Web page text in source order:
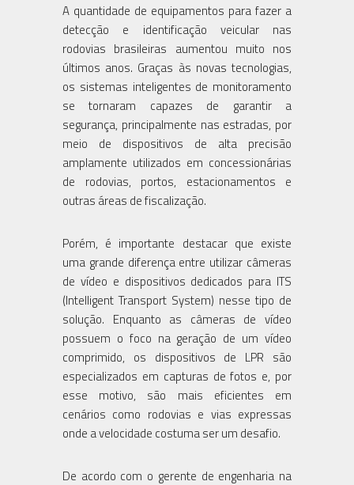
A quantidade de equipamentos para fazer a
detecção e identificação veicular nas
rodovias brasileiras aumentou muito nos
últimos anos. Graças às novas tecnologias,
os sistemas inteligentes de monitoramento
se tornaram capazes de garantir a
segurança, principalmente nas estradas, por
meio de dispositivos de alta precisão
amplamente utilizados em concessionárias
de rodovias, portos, estacionamentos e
outras áreas de fiscalização.
Porém, é importante destacar que existe
uma grande diferença entre utilizar câmeras
de vídeo e dispositivos dedicados para ITS
(Intelligent Transport System) nesse tipo de
solução. Enquanto as câmeras de vídeo
possuem o foco na geração de um vídeo
comprimido, os dispositivos de LPR são
especializados em capturas de fotos e, por
esse motivo, são mais eficientes em
cenários como rodovias e vias expressas
onde a velocidade costuma ser um desafio.
De acordo com o gerente de engenharia na